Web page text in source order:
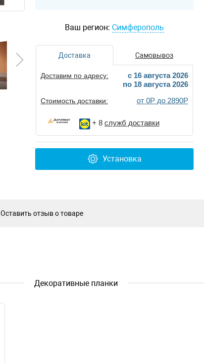
Ваш регион: Симферополь
Доставка Самовывоз
Доставим по адресу:
c 16 августа 2026
по 18 августа 2026
Стоимость доставки: от 0Р до 2890Р
+ 8 служб доставки
Установка
Оставить отзыв о товаре
Декоративные планки